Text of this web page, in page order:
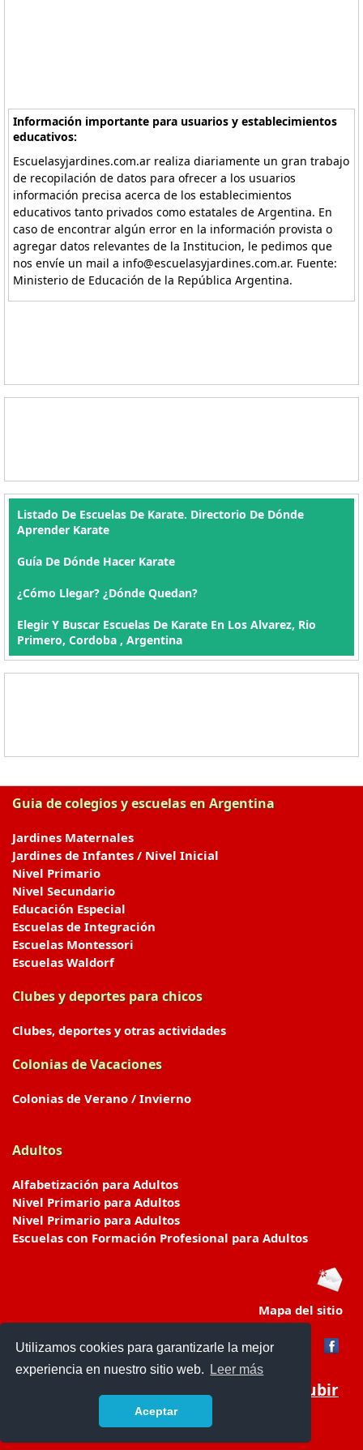
Utilizamos cookies para garantizarle la mejor
experiencia en nuestro sitio web.
Leer más
Aceptar
Información importante para usuarios y establecimientos
educativos:
Escuelasyjardines.com.ar realiza diariamente un gran trabajo
de recopilación de datos para ofrecer a los usuarios
información precisa acerca de los establecimientos
educativos tanto privados como estatales de Argentina. En
caso de encontrar algún error en la información provista o
agregar datos relevantes de la Institucion, le pedimos que
nos envíe un mail a info@escuelasyjardines.com.ar. Fuente:
Ministerio de Educación de la República Argentina.
Listado De Escuelas De Karate. Directorio De Dónde
Aprender Karate
Guía De Dónde Hacer Karate
¿Cómo Llegar? ¿Dónde Quedan?
Elegir Y Buscar Escuelas De Karate En Los Alvarez, Rio
Primero, Cordoba , Argentina
Guia de colegios y escuelas en Argentina
Jardines Maternales
Jardines de Infantes / Nivel Inicial
Nivel Primario
Nivel Secundario
Educación Especial
Escuelas de Integración
Escuelas Montessori
Escuelas Waldorf
Clubes y deportes para chicos
Clubes, deportes y otras actividades
Colonias de Vacaciones
Colonias de Verano / Invierno
Adultos
Alfabetización para Adultos
Nivel Primario para Adultos
Nivel Primario para Adultos
Escuelas con Formación Profesional para Adultos
Mapa del sitio
Subir